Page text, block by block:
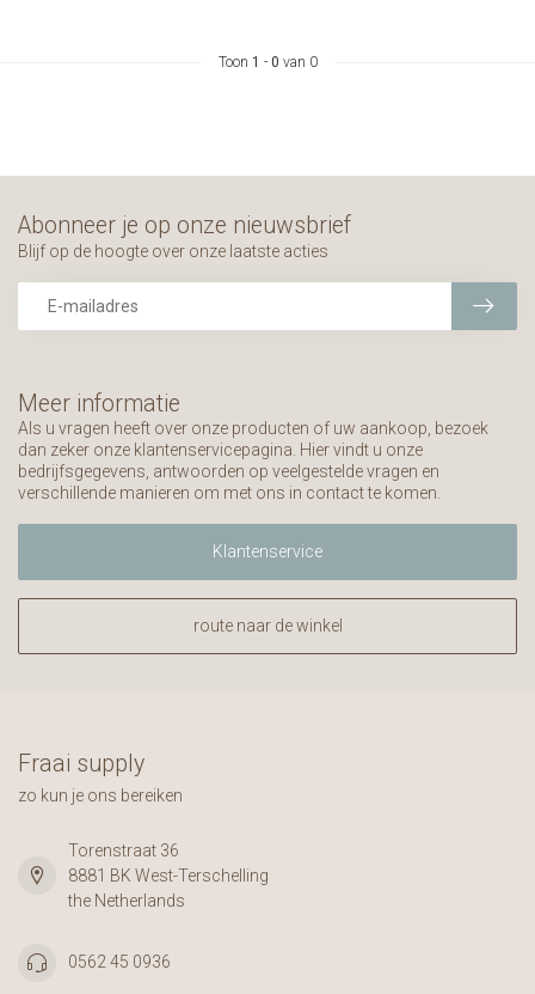
Toon 1 - 0 van 0
Meer informatie
Als u vragen heeft over onze producten of uw aankoop, bezoek
dan zeker onze klantenservicepagina. Hier vindt u onze
bedrijfsgegevens, antwoorden op veelgestelde vragen en
verschillende manieren om met ons in contact te komen.
Klantenservice
route naar de winkel
Abonneer je op onze nieuwsbrief
Blijf op de hoogte over onze laatste acties
Fraai supply
zo kun je ons bereiken
Torenstraat 36
8881 BK West-Terschelling
the Netherlands
0562 45 0936